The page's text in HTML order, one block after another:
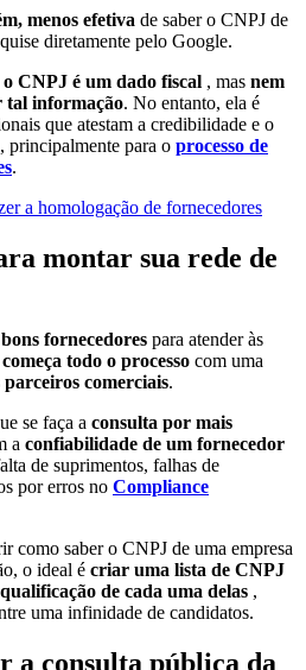
menos efetiva de saber o CNPJ de
diretamente pelo Google.
CNPJ é um dado fiscal , mas nem
tal informação. No entanto, ela é
que atestam a credibilidade e o
principalmente para o processo de
.
a homologação de fornecedores
montar sua rede de
fornecedores para atender às
começa todo o processo com uma
comerciais.
se faça a consulta por mais
a confiabilidade de um fornecedor
de suprimentos, falhas de
por erros no Compliance
como saber o CNPJ de uma empresa
o ideal é criar uma lista de CNPJ
de cada uma delas ,
uma infinidade de candidatos.
a consulta pública da